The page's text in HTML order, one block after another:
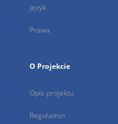
Język
Prawa
O Projekcie
Opis projektu
Regulamin